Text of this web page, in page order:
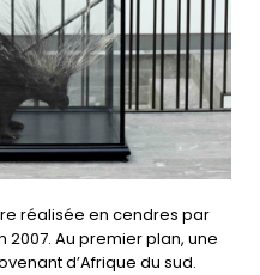
réalisée en cendres par
2007. Au premier plan, une
d’Afrique du sud.